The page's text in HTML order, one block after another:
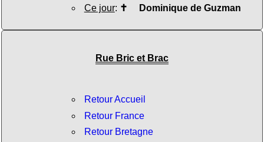
Ce jour: ✝ Dominique de Guzman
Rue Bric et Brac
Retour Accueil
Retour France
Retour Bretagne